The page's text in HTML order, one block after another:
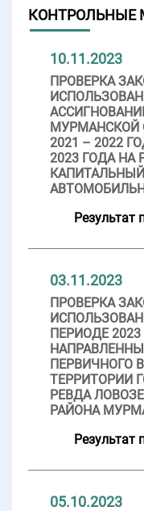
КОНТРОЛЬНЫЕ
10.11.2023
ПРОВЕРКА
МУРМАНСКОЙ
2021 – 2022
2023 ГОДА НА
Результат
03.11.2023
ПРОВЕРКА
ПЕРИОДЕ
ПЕРВИЧНОГО
ТЕРРИТОРИИ
РЕВДА
РАЙОНА
Результат
05.10.2023